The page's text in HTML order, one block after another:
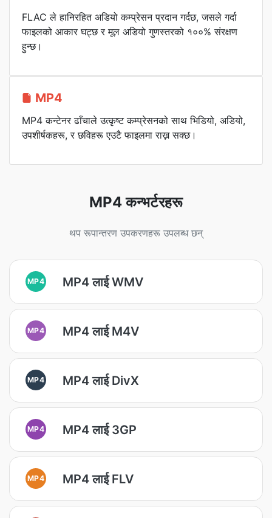
FLAC ले हानिरहित अडियो कम्प्रेसन प्रदान गर्दछ, जसले गर्दा
फाइलको आकार घट्छ र मूल अडियो गुणस्तरको १००% संरक्षण
हुन्छ।
MP4
MP4 कन्टेनर ढाँचाले उत्कृष्ट कम्प्रेसनको साथ भिडियो, अडियो,
उपशीर्षकहरू, र छविहरू एउटै फाइलमा राख्न सक्छ।
MP4 कन्भर्टरहरू
थप रूपान्तरण उपकरणहरू उपलब्ध छन्
MP4 MP4 लाई WMV
MP4 MP4 लाई M4V
MP4 MP4 लाई DivX
MP4 MP4 लाई 3GP
MP4 MP4 लाई FLV